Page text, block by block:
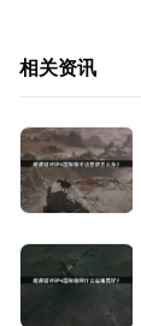
相关资讯